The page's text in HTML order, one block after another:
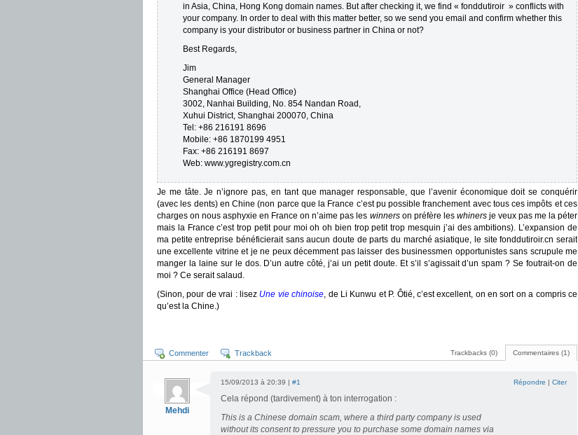
in Asia, China, Hong Kong domain names. But after checking it, we find « fonddutiroir » conflicts with
your company. In order to deal with this matter better, so we send you email and confirm whether this
company is your distributor or business partner in China or not?
Best Regards,
Jim
General Manager
Shanghai Office (Head Office)
3002, Nanhai Building, No. 854 Nandan Road,
Xuhui District, Shanghai 200070, China
Tel: +86 216191 8696
Mobile: +86 1870199 4951
Fax: +86 216191 8697
Web: www.ygregistry.com.cn
Je me tâte. Je n’ignore pas, en tant que manager responsable, que l’avenir économique doit se conquérir
(avec les dents) en Chine (non parce que la France c’est pu possible franchement avec tous ces impôts et ces
charges on nous asphyxie en France on n’aime pas les winnerson préfère les whinersje veux pas me la péter
mais la France c’est trop petit pour moi oh oh bien trop petit trop mesquin j’ai des ambitions). L’expansion de
ma petite entreprise bénéficierait sans aucun doute de parts du marché asiatique, le site fonddutiroir.cn serait
une excellente vitrine et je ne peux décemment pas laisser des businessmen opportunistes sans scrupule me
manger la laine sur le dos. D’un autre côté, j’ai un petit doute. Et s’il s’agissait d’un spam ? Se foutrait-on de
moi ? Ce serait salaud.
(Sinon, pour de vrai : lisez Une vie chinoise, de Li Kunwu et P. Ôtié, c’est excellent, on en sort on a compris ce
qu’est la Chine.)
Commentaires (1)
Trackbacks (0)
Commenter Trackback
Mehdi
15/09/2013 à 20:39 | #1 Répondre | Citer
Cela répond (tardivement) à ton interrogation :
This is a Chinese domain scam, where a third party company is used
without its consent to pressure you to purchase some domain names via